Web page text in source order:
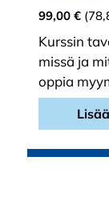
99,00 € (
Kurssin
missä ja
oppia